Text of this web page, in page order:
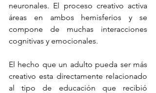
neuronales. El proceso creativo activa
áreas en ambos hemisferios y se
compone de muchas interacciones
cognitivas y emocionales.
El hecho que un adulto pueda ser más
creativo esta directamente relacionado
al tipo de educación que recibió